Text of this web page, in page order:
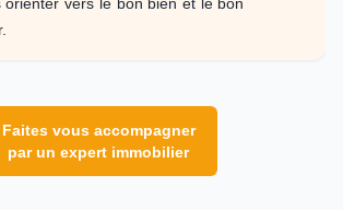
Faites vous accompagner
par un expert immobilier